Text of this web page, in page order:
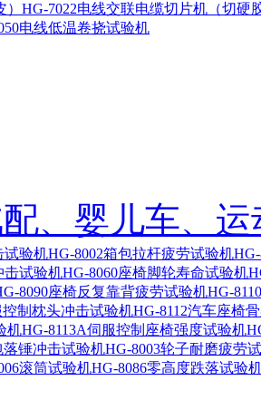
HG-7022电线交联电缆切片机（切硬
电线低温卷挠试验机
、婴儿车、
试验机HG-8002箱包拉杆疲劳试验机
击试验机HG-8060座椅脚轮寿命试验机
8090座椅反复靠背疲劳试验机HG-
控制枕头冲击试验机HG-8112汽车座椅
机HG-8113A伺服控制座椅强度试验机
落锤冲击试验机HG-8003轮子耐磨疲劳
滚筒试验机HG-8086零高度跌落试验